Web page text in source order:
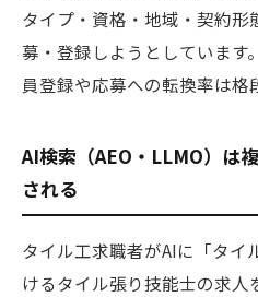
タイプ・資格・地域・契約形
募・登録しようとしています
員登録や応募への転換率は格
AI検索（AEO・LLMO）は
される
タイル工求職者がAIに「タイ
けるタイル張り技能士の求人